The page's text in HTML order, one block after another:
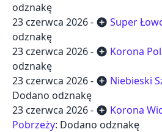
odznakę
23 czerwca 2026 - add_circle Super
odznakę
23 czerwca 2026 - add_circle Korona
odznakę
23 czerwca 2026 - add_circle Niebieski
Dodano odznakę
23 czerwca 2026 - add_circle Korona
Pobrzeży: Dodano odznakę